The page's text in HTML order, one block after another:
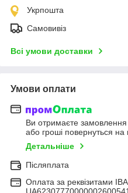
Укрпошта
Самовивіз
Всі умови доставки
Умови оплати
Ви отримаєте замовлення
або гроші повернуться на
Детальніше
Післяплата
Оплата за реквізитами